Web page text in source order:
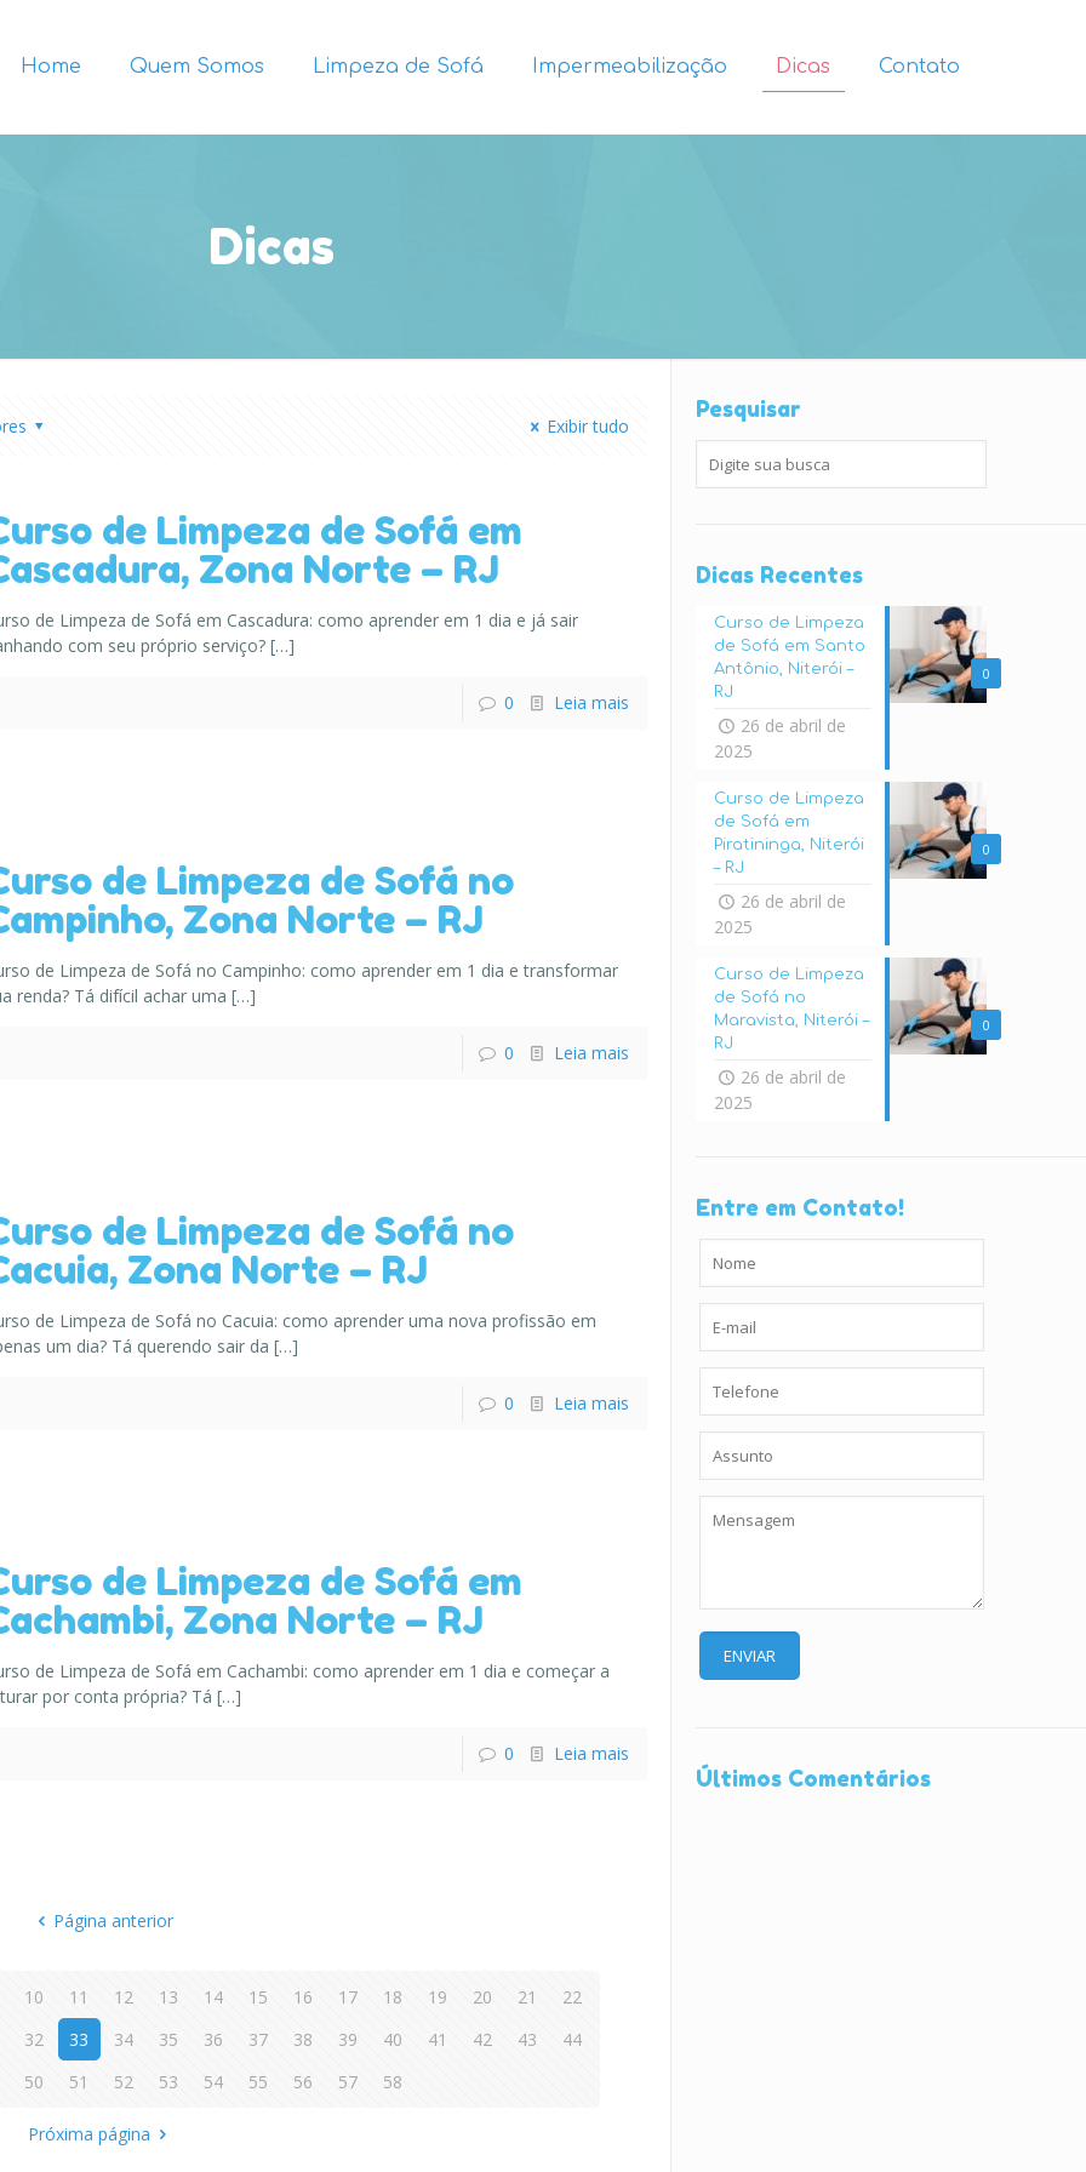
Home Quem Somos Limpeza de Sofá Impermeabilização Dicas Contato
Dicas
Exibir tudo
de Limpeza de Sofá em
Zona Norte – RJ
de Limpeza de Sofá em Cascadura: como aprender em 1 dia e já sair
com seu próprio serviço?[…]
0 Leia mais
de Limpeza de Sofá no
Zona Norte – RJ
de Limpeza de Sofá no Campinho: como aprender em 1 dia e transformar
renda? Tá difícil achar uma […]
0 Leia mais
de Limpeza de Sofá no
Zona Norte – RJ
de Limpeza de Sofá no Cacuia: como aprender uma nova profissão em
um dia? Tá querendo sair da […]
0 Leia mais
de Limpeza de Sofá em
Zona Norte – RJ
de Limpeza de Sofá em Cachambi: como aprender em 1 dia e começar a
por conta própria? Tá […]
0 Leia mais
Página anterior
10 11 12 13 14 15 16 17 18 19 20 21
22
32
33 34 35 36 37 38 39 40 41 42 43
44
50
51 52 53 54 55 56 57 58
Próxima página
Pesquisar
Dicas Recentes
0
Curso de Limpeza
de Sofá em Santo
Antônio, Niterói –
RJ
26 de abril de
2025
0
Curso de Limpeza
de Sofá em
Piratininga, Niterói
– RJ
26 de abril de
2025
0
Curso de Limpeza
de Sofá no
Maravista, Niterói –
RJ
26 de abril de
2025
Entre em Contato!
Últimos Comentários